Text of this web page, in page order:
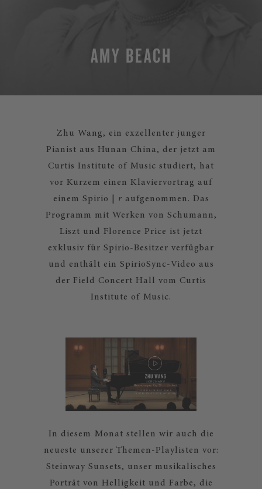
AMY BEACH
Zhu Wang, ein exzellenter junger
Pianist aus Hunan China, der jetzt am
Curtis Institute of Music studiert, hat
vor Kurzem einen Klaviervortrag auf
einem Spirio | r aufgenommen. Das
Programm mit Werken von Schumann,
Liszt und Florence Price ist jetzt
exklusiv für Spirio-Besitzer verfügbar
und enthält ein SpirioSync-Video aus
der Field Concert Hall vom Curtis
Institute of Music.
In diesem Monat stellen wir auch die
neueste unserer Themen-Playlisten vor:
Steinway Sunsets, unser musikalisches
Porträt von Helligkeit und Farbe, die